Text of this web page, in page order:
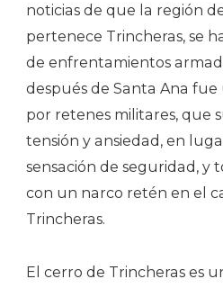
noticias de que la región
pertenece Trincheras, se
de enfrentamientos
después de Santa Ana
por retenes militares, que
tensión y ansiedad, en
sensación de seguridad, y
con un narco retén en el
Trincheras.
El cerro de Trincheras es